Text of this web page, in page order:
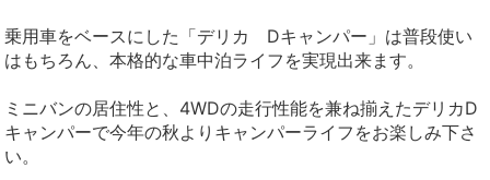
乗用車をベースにした「デリカ Dキャンパー」は普段使い
はもちろん、本格的な車中泊ライフを実現出来ます。
ミニバンの居住性と、4WDの走行性能を兼ね揃えたデリカD
キャンパーで今年の秋よりキャンパーライフをお楽しみ下さ
い。